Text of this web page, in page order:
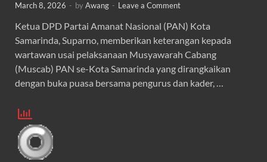
March 8, 2026 - byAwang - Leave a Comment
Ketua DPD Partai Amanat Nasional (PAN) Kota
Samarinda, Suparno, memberikan keterangan kepada
wartawan usai pelaksanaan Musyawarah Cabang
(Muscab) PAN se-Kota Samarinda yang dirangkaikan
dengan buka puasa bersama pengurus dan kader, …